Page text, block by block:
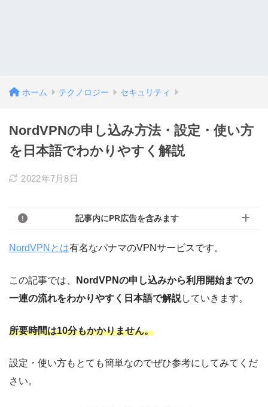
ホーム テクノロジー セキュリティ
NordVPNの申し込み方法・設定・使い方
を日本語でわかりやすく解説
2022年7月8日
記事内にPR広告を含みます
NordVPNとは有名なパナマのVPNサービスです。
この記事では、
NordVPNの申し込みから利用開始までの
一連の流れをわかりやすく日本語で解説していきます。
所要時間は10分もかかりません。
設定・使い方もとても簡単なのでぜひ参考にしてみてくだ
さい。